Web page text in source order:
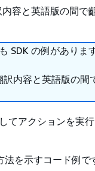
容と英語版の間で
SDK の例がありま
内容と英語版の間
てアクションを実
を示すコード例で